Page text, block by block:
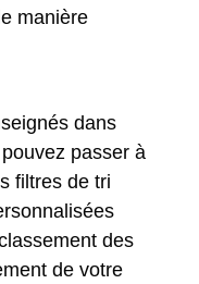
manière
dans
passer à
filtres de tri
des
de votre